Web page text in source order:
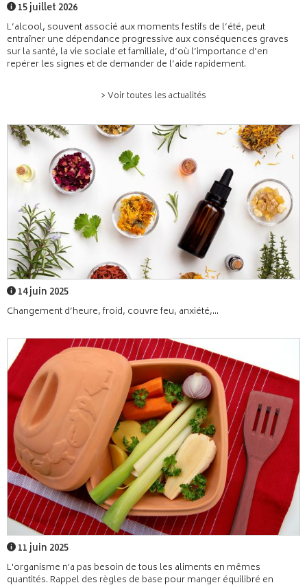
15 juillet 2026
L’alcool, souvent associé aux moments festifs de l’été, peut
entraîner une dépendance progressive aux conséquences graves
sur la santé, la vie sociale et familiale, d’où l’importance d’en
repérer les signes et de demander de l’aide rapidement.
> Voir toutes les actualités
14 juin 2025
Changement d’heure, froid, couvre feu, anxiété,...
11 juin 2025
L'organisme n'a pas besoin de tous les aliments en mêmes
quantités. Rappel des règles de base pour manger équilibré en